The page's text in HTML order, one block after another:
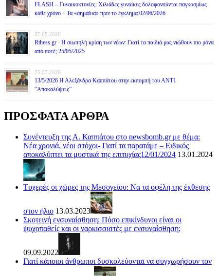
FLASH – Γυναικοκτονίες: Χιλιάδες γυναίκες δολοφονούνται παγκοσμίως
κάθε χρόνο – Τα «σημάδια» πριν το έγκλημα 02/06/2026
27.05.2026
Rthess.gr · Η σιωπηλή κρίση των νέων: Γιατί τα παιδιά μας νιώθουν πιο μόνα
από ποτέ; 25/05/2025
25.05.2026
13/5/2026 Η Αλεξάνδρα Καππάτου στην εκπομπή του ΑΝΤ1
“Αποκαλύψεις”
ΠΡΟΣΦΑΤΑ ΑΡΘΡΑ
Συνέντευξη της Α. Καππάτου στο newsbomb.gr με θέμα:
Νέα χρονιά, νέοι στόχοι- Γιατί τα παρατάμε – Ειδικός
αποκαλύπτει τα μυστικά της επιτυχίας12/01/2024 13.01.2024
Τυχερές οι χώρες της Μεσογείου: Να τα οφέλη της έκθεσης
στον ήλιο 13.03.2023
Σκοτεινή ενσυναίσθηση: Πόσο επικίνδυνοι είναι οι
ψυχοπαθείς και οι ναρκισσιστές με ενσυναίσθηση;
09.09.2022
Γιατί κάποιοι άνθρωποι δυσκολεύονται να συγχωρήσουν τον